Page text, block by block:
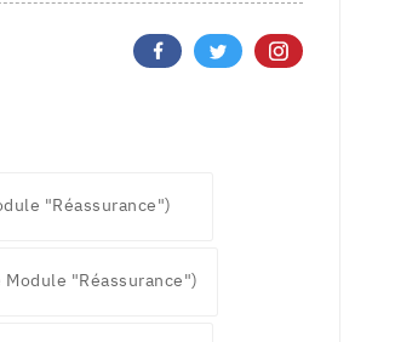
"Réassurance")
"Réassurance")